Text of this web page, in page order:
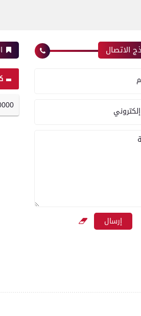
الاتصال